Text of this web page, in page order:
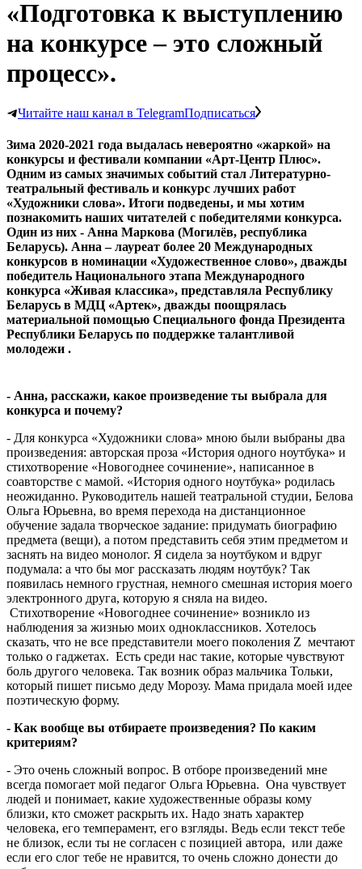
«Подготовка к выступлению
на конкурсе – это сложный
процесс».
Читайте наш канал в TelegramПодписаться
Зима 2020-2021 года выдалась невероятно «жаркой» на
конкурсы и фестивали компании «Арт-Центр Плюс».
Одним из самых значимых событий стал Литературно-
театральный фестиваль и конкурс лучших работ
«Художники слова». Итоги подведены, и мы хотим
познакомить наших читателей с победителями конкурса.
Один из них - Анна Маркова (Могилёв, республика
Беларусь). Анна – лауреат более 20 Международных
конкурсов в номинации «Художественное слово», дважды
победитель Национального этапа Международного
конкурса «Живая классика», представляла Республику
Беларусь в МДЦ «Артек», дважды поощрялась
материальной помощью Специального фонда Президента
Республики Беларусь по поддержке талантливой
молодежи ​.
- Анна, расскажи, какое произведение ты выбрала для
конкурса и почему?
- Для конкурса «Художники слова» мною были выбраны два
произведения: авторская проза «История одного ноутбука» и
стихотворение «Новогоднее сочинение», написанное в
соавторстве с мамой. «История одного ноутбука» родилась
неожиданно. Руководитель нашей театральной студии, Белова
Ольга Юрьевна, во время перехода на дистанционное
обучение задала творческое задание: придумать биографию
предмета (вещи), а потом представить себя этим предметом и
заснять на видео монолог. Я сидела за ноутбуком и вдруг
подумала: а что бы мог рассказать людям ноутбук? Так
появилась немного грустная, немного смешная история моего
электронного друга, которую я сняла на видео.
Стихотворение «Новогоднее сочинение» возникло из
наблюдения за жизнью моих одноклассников. Хотелось
сказать, что не все представители моего поколения Z мечтают
только о гаджетах. Есть среди нас такие, которые чувствуют
боль другого человека. Так возник образ мальчика Тольки,
который пишет письмо деду Морозу. Мама придала моей идее
поэтическую форму.
- Как вообще вы отбираете произведения? По каким
критериям?
- Это очень сложный вопрос. В отборе произведений мне
всегда помогает мой педагог Ольга Юрьевна. Она чувствует
людей и понимает, какие художественные образы кому
близки, кто сможет раскрыть их. Надо знать характер
человека, его темперамент, его взгляды. Ведь если текст тебе
не близок, если ты не согласен с позицией автора, или даже
если его слог тебе не нравится, то очень сложно донести до